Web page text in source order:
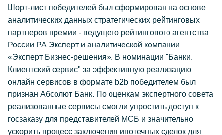
Шорт-лист победителей был сформирован на основе
аналитических данных стратегических рейтинговых
партнеров премии - ведущего рейтингового агентства
России РА Эксперт и аналитической компании
«Эксперт Бизнес-решения». В номинации "Банки.
Клиентский сервис" за эффективную реализацию
онлайн сервисов в формате b2b победителем был
признан Абсолют Банк. По оценкам экспертного совета
реализованные сервисы смогли упростить доступ к
госзаказу для представителей МСБ и значительно
ускорить процесс заключения ипотечных сделок для